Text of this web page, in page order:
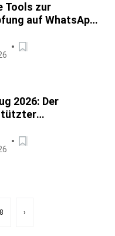
Tools zur
auf WhatsApp,
ein
2026: Der
8 ›